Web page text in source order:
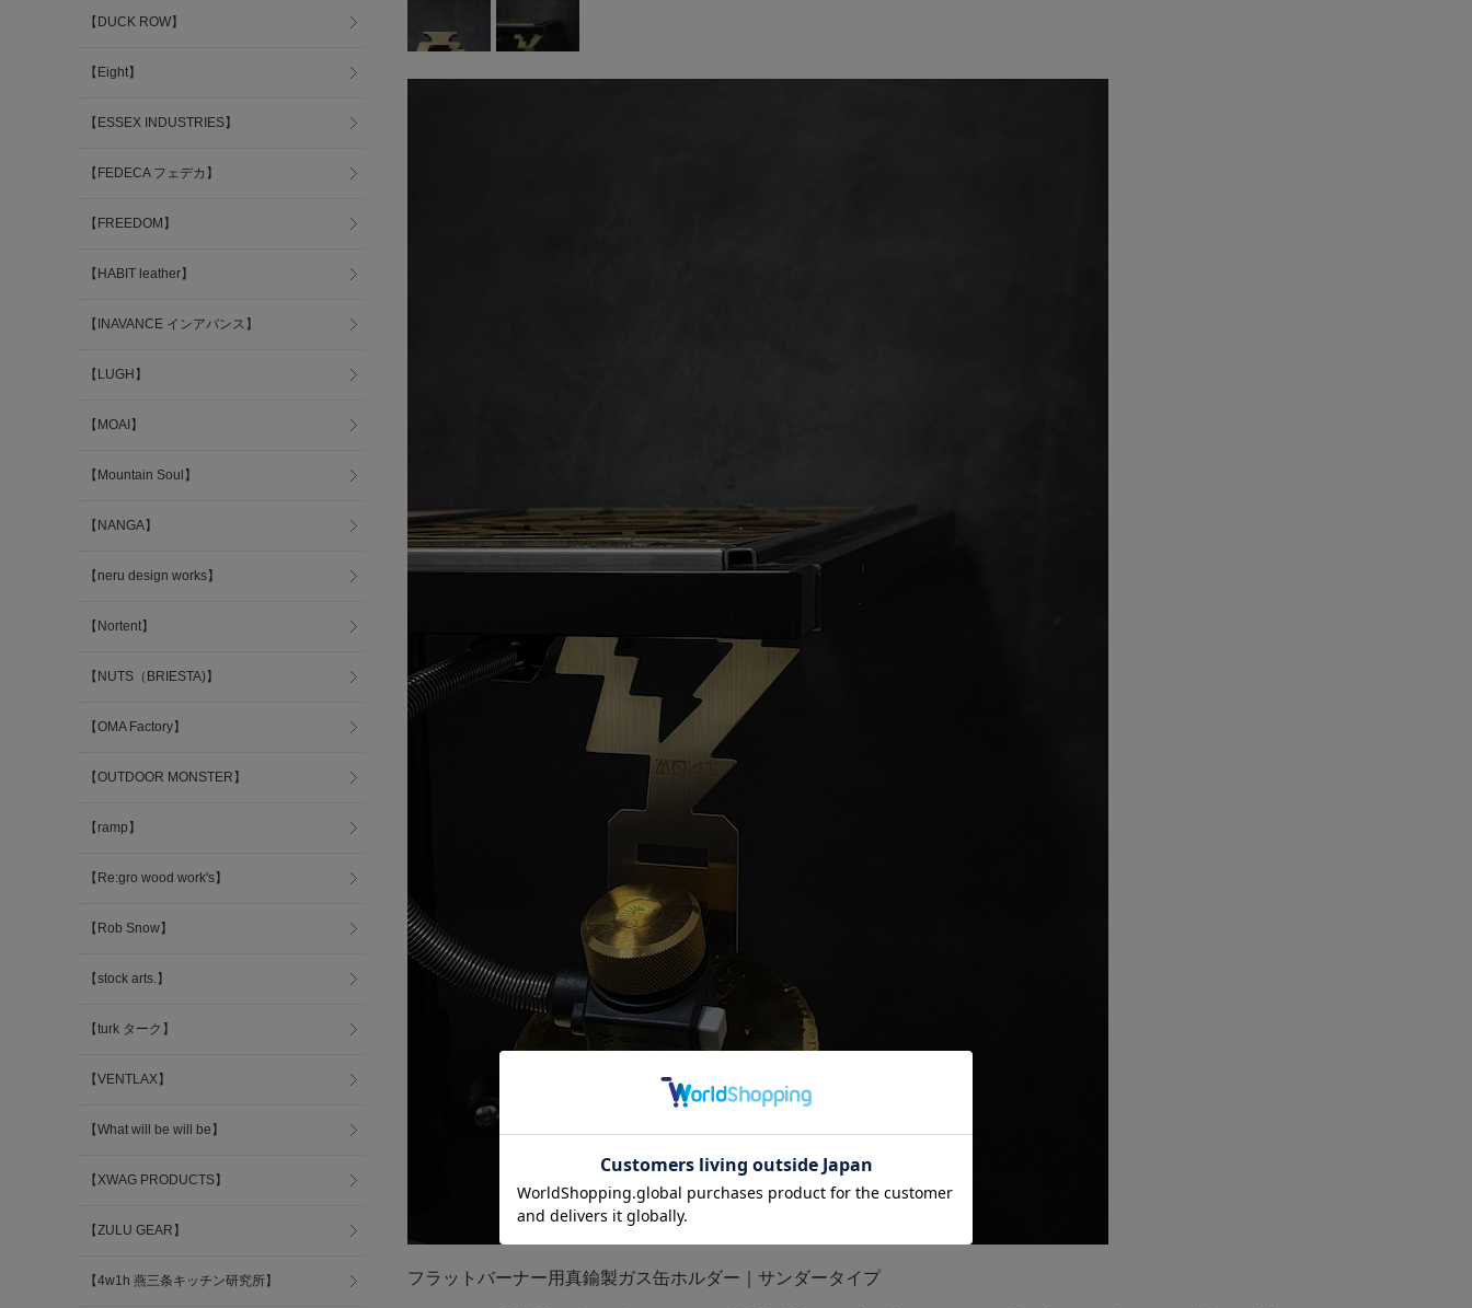
フラットバーナー用真鍮製ガス缶ホルダー｜サンダータイプ
【DUCK ROW】
【Eight】
【ESSEX INDUSTRIES】
【FEDECA フェデカ】
【FREEDOM】
【HABIT leather】
【INAVANCE インアバンス】
【LUGH】
【MOAI】
【Mountain Soul】
【NANGA】
【neru design works】
【Nortent】
【NUTS（BRIESTA)】
【OMA Factory】
【OUTDOOR MONSTER】
【ramp】
【Re:gro wood work's】
【Rob Snow】
【stock arts.】
【turk ターク】
【VENTLAX】
【What will be will be】
【XWAG PRODUCTS】
【ZULU GEAR】
【4w1h 燕三条キッチン研究所】